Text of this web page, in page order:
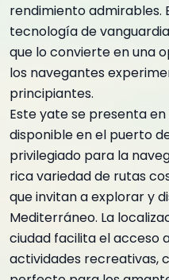
rendimiento admirables.
tecnología de
que lo convierte en una
los navegantes
principiantes.
Este yate se presenta
disponible en el puerto
privilegiado para la
rica variedad de rutas
que invitan a explorar y
Mediterráneo. La
ciudad facilita el acceso
actividades recreativas,